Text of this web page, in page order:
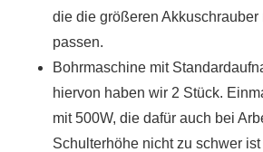
die die größeren Akkuschrauber
passen.
Bohrmaschine mit
hiervon haben wir 2 Stück.
mit 500W, die dafür auch bei
Schulterhöhe nicht zu schwer ist